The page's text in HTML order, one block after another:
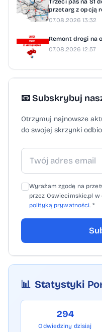
regionu Obwodnica
najważniejszych
regionie. Po
odciąży centrum
tranzytowego,
autostrady A4,
płynność ruchu
odcinka
first on
Trzeci pas na S1
przetarg z opcją
07.08.2026 13:32
Remont drogi na
07.08.2026 12:57
📧 Subskrybuj
Otrzymuj najnowsze
do swojej skrzynki
Wyrażam zgodę na
przez Oswiecimskie.pl
polityką prywatności. *
📊 Statystyki
294
Odwiedziny dzisiaj